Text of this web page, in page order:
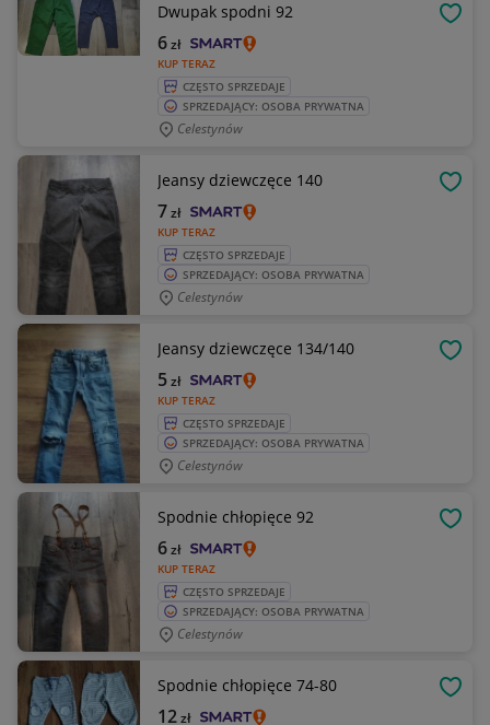
Dwupak spodni 92
KUP TERAZ
6zł
CZĘSTO SPRZEDAJE
SPRZEDAJĄCY: OSOBA PRYWATNA
Celestynów
Jeansy dziewczęce 140
KUP TERAZ
7zł
CZĘSTO SPRZEDAJE
SPRZEDAJĄCY: OSOBA PRYWATNA
Celestynów
Jeansy dziewczęce 134/140
KUP TERAZ
5zł
CZĘSTO SPRZEDAJE
SPRZEDAJĄCY: OSOBA PRYWATNA
Celestynów
Spodnie chłopięce 92
KUP TERAZ
6zł
CZĘSTO SPRZEDAJE
SPRZEDAJĄCY: OSOBA PRYWATNA
Celestynów
Spodnie chłopięce 74-80
12zł